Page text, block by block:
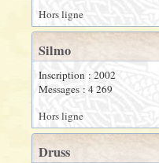
Hors ligne
Silmo
Inscription : 2002
Messages : 4 269
Hors ligne
Druss